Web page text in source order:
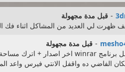
- قبل مدة مجهولة
ظهرت لي العديد من المشاكل اثناء فك
- قبل مدة مجهولة
الفاضي ده واقفل الانتي فيرس واعد